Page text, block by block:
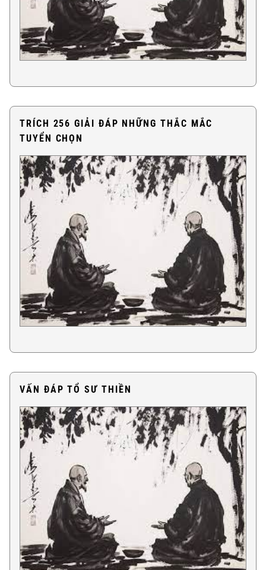
TRÍCH 256 GIẢI ĐÁP NHỮNG THẮC MẮC
TUYỂN CHỌN
VẤN ĐÁP TỔ SƯ THIỀN